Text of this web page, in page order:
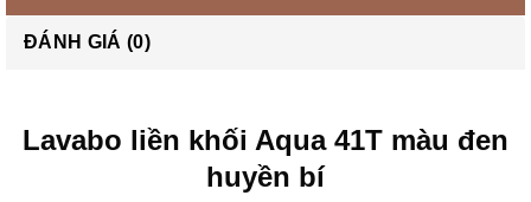
ĐÁNH GIÁ (0)
Lavabo liền khối Aqua 41T màu đen
huyền bí